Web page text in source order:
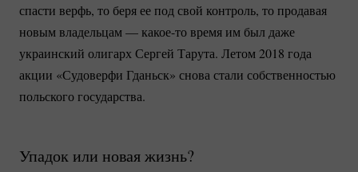
спасти верфь, то беря ее под свой контроль, то продавая
новым владельцам —какое-товремя им был даже
украинский олигарх Сергей Тарута. Летом 2018 года
акции «Судоверфи Гданьск» снова стали собственностью
польского государства.
Упадок или новая жизнь?